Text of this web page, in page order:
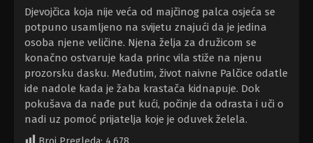
Djevojčica koja nije veća od majčinog palca osjeća se
potpuno usamljeno na svijetu znajući da je jedina
osoba njene veličine. Njena želja za družicom se
konačno ostvaruje kada princ vila stiže na njenu
prozorsku dasku. Međutim, život naivne Palčice odatle
ide nadole kada je žaba krastača kidnapuje. Dok
pokušava da nađe put kući, počinje da odrasta i uči o
nadi uz pomoć prijatelja koje je oduvek želela.